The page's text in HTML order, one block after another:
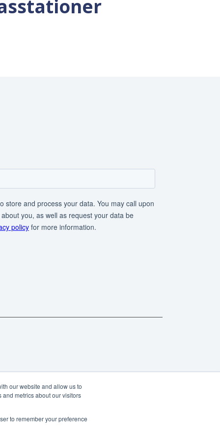
our website and allow us to
metrics about our visitors
to remember your preference